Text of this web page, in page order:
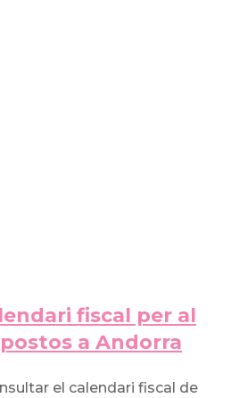
fiscal per al
a Andorra
el calendari fiscal de